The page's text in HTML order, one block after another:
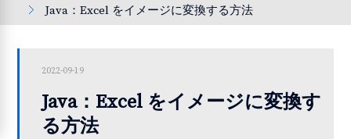
Java：Excel をイメージに変換する方法
2022-09-19
Java：Excel をイメージに変換す
る方法